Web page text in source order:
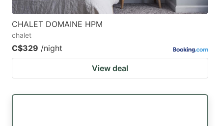
CHALET DOMAINE HPM
chalet
C$329 /night
View deal